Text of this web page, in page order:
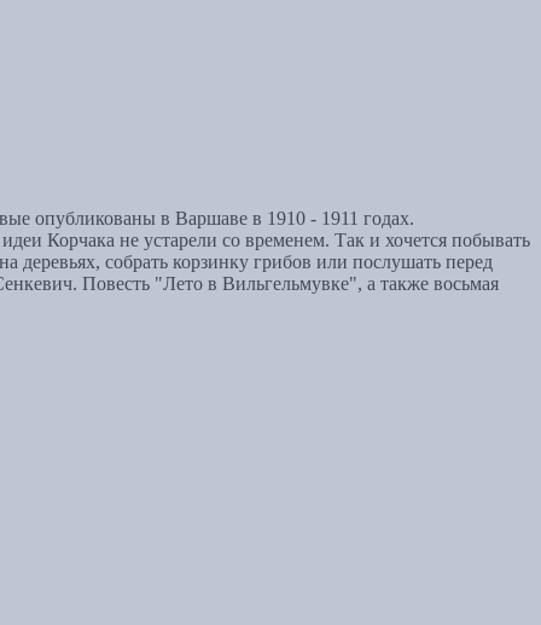
опубликованы в Варшаве в 1910 - 1911 годах.
Корчака не устарели со временем. Так и хочется побывать
деревьях, собрать корзинку грибов или послушать перед
Повесть "Лето в Вильгельмувке", а также восьмая